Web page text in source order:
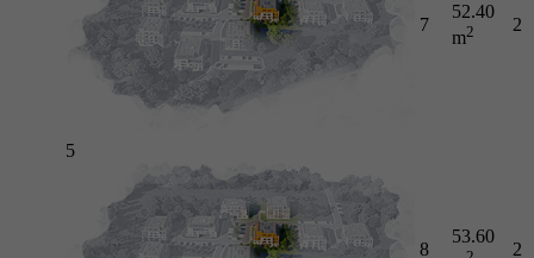
7
52.40
m2 2
5
8
53.60
2